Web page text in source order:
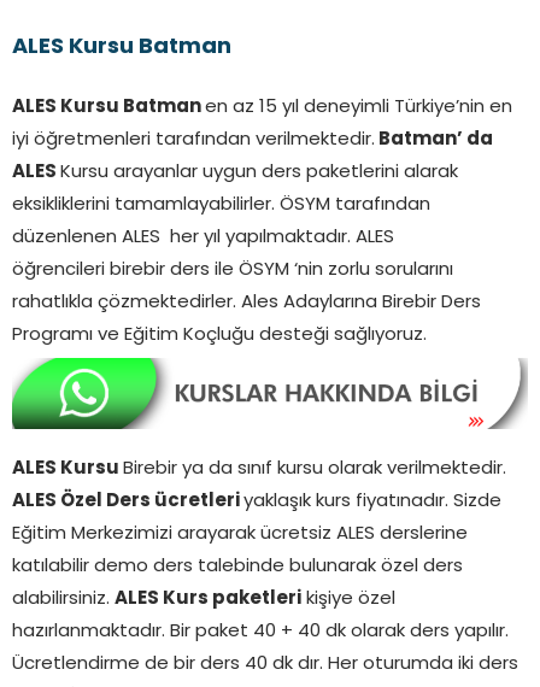
ALES Kursu Batman
ALES Kursu Batman en az 15 yıl deneyimli Türkiye’nin en
iyi öğretmenleri tarafından verilmektedir. Batman’ da
ALES Kursu arayanlar uygun ders paketlerini alarak
eksikliklerini tamamlayabilirler. ÖSYM tarafından
düzenlenen ALES her yıl yapılmaktadır. ALES
öğrencileri birebir ders ile ÖSYM ‘nin zorlu sorularını
rahatlıkla çözmektedirler. Ales Adaylarına Birebir Ders
Programı ve Eğitim Koçluğu desteği sağlıyoruz.
ALES Kursu Birebir ya da sınıf kursu olarak verilmektedir.
ALES Özel Ders ücretleri yaklaşık kurs fiyatınadır. Sizde
Eğitim Merkezimizi arayarak ücretsiz ALES derslerine
katılabilir demo ders talebinde bulunarak özel ders
alabilirsiniz. ALES Kurs paketleri kişiye özel
hazırlanmaktadır. Bir paket 40 + 40 dk olarak ders yapılır.
Ücretlendirme de bir ders 40 dk dır. Her oturumda iki ders